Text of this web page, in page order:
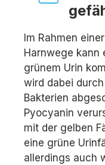
Im Rahmen
Harnwege kann
grünem Urin
wird dabei
Bakterien
Pyocyanin
mit der gelben
eine grüne
allerdings auch